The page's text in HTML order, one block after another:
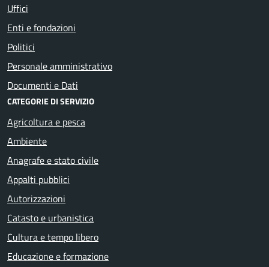
Uffici
Enti e fondazioni
Politici
Personale amministrativo
Documenti e Dati
CATEGORIE DI SERVIZIO
Agricoltura e pesca
Ambiente
Anagrafe e stato civile
Appalti pubblici
Autorizzazioni
Catasto e urbanistica
Cultura e tempo libero
Educazione e formazione